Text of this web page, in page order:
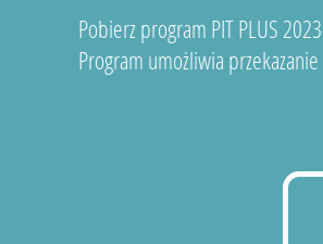
Pobierz program PIT PLUS
Program umożliwia